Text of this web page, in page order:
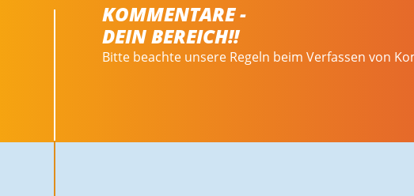
KOMMENTARE -
DEIN BEREICH!!
Bitte beachte unsere Regeln beim Verfassen von